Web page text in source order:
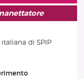
di SPIP